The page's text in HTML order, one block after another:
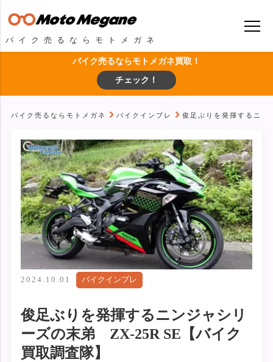
バイク売るならモトメガネ
バイク売るならモトメガネ買取！
チェック！
バイク売るならモトメガネ バイクインプレ 俊足ぶりを発揮するニ
2024.10.01 バイクインプレ
俊足ぶりを発揮するニンジャシリ
ーズの末弟 ZX-25R SE【バイク
買取調査隊】